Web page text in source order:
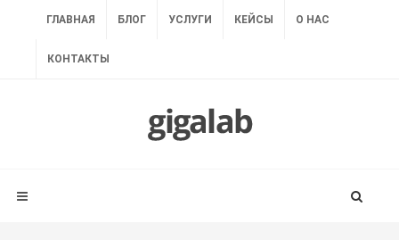
ГЛАВНАЯ БЛОГ УСЛУГИ КЕЙСЫ О НАС
КОНТАКТЫ